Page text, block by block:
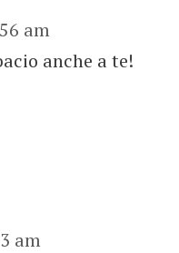
am
anche a te!
am